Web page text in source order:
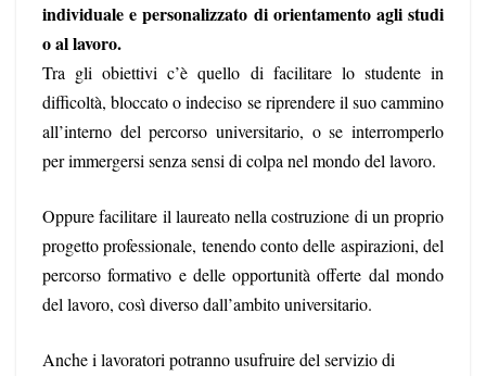
individuale e personalizzato di orientamento agli studi
o al lavoro.
Tra gli obiettivi c’è quello di facilitare lo studente in
difficoltà, bloccato o indeciso se riprendere il suo cammino
all’interno del percorso universitario, o se interromperlo
per immergersi senza sensi di colpa nel mondo del lavoro.
Oppure facilitare il laureato nella costruzione di un proprio
progetto professionale, tenendo conto delle aspirazioni, del
percorso formativo e delle opportunità offerte dal mondo
del lavoro, così diverso dall’ambito universitario.
Anche i lavoratori potranno usufruire del servizio di